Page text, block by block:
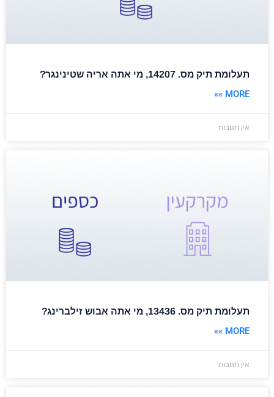
תעלומת תיק מס. 14207, מי אתה אריה שטינינגר?
MORE »»
אין תגובות
תעלומת תיק מס. 13436, מי אתה אבוש זילברינג?
MORE »»
אין תגובות